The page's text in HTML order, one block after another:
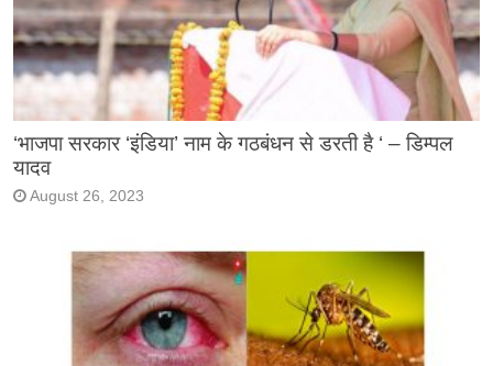
‘भाजपा सरकार ‘इंडिया’ नाम के गठबंधन से डरती है ‘ – डिम्पल
यादव
August 26, 2023